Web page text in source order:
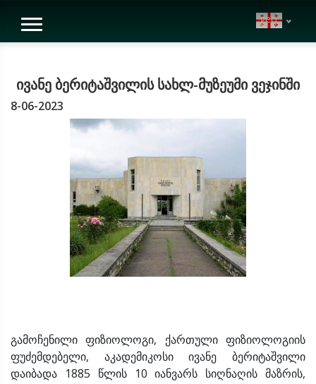
geo
ივანე ბერიტაშვილის სახლ-მუზეუმი ვეჯინში
8-06-2023
გამოჩენილი ფიზიოლოგი, ქართული ფიზიოლოგიის
ფუძემდებელი, აკადემიკოსი ივანე ბერიტაშვილი
დაიბადა 1885 წლის 10 იანვარს სიღნაღის მაზრის,